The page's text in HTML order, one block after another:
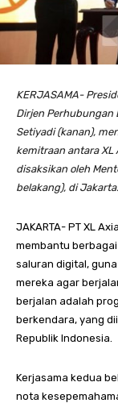
KERJASAMA-
Dirjen Perhubungan
Setiyadi (kanan),
kemitraan antara
disaksikan oleh
belakang), di
JAKARTA- PT XL
membantu
saluran digital,
mereka agar
berjalan adalah
berkendara, yang
Republik Indonesia.
Kerjasama kedua
nota